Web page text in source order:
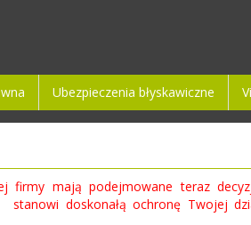
Ubezpieczenia błyskawiczne
firmy mają podejmowane teraz
doskonałą ochronę Twojej